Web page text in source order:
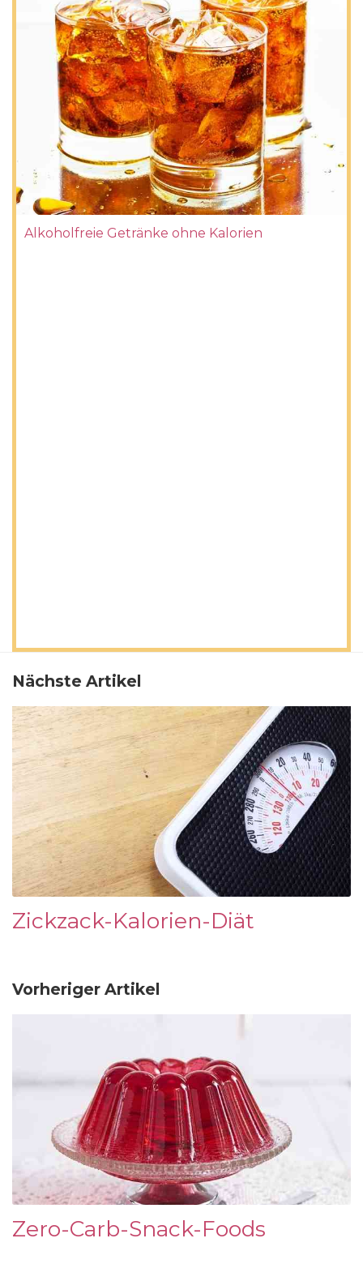
Alkoholfreie Getränke ohne Kalorien
Nächste Artikel
Zickzack-Kalorien-Diät
Vorheriger Artikel
Zero-Carb-Snack-Foods